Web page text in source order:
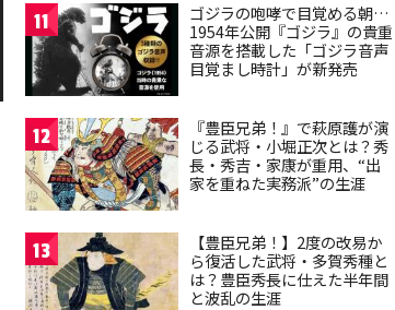
11
ゴジラの咆哮で目覚める朝…
1954年公開『ゴジラ』の貴重
音源を搭載した「ゴジラ音声
目覚まし時計」が新発売
12
『豊臣兄弟！』で萩原護が演
じる武将・小堀正次とは？秀
長・秀吉・家康が重用、“出
家を重ねた実務派”の生涯
13
【豊臣兄弟！】2度の改易か
ら復活した武将・多賀秀種と
は？豊臣秀長に仕えた半年間
と波乱の生涯